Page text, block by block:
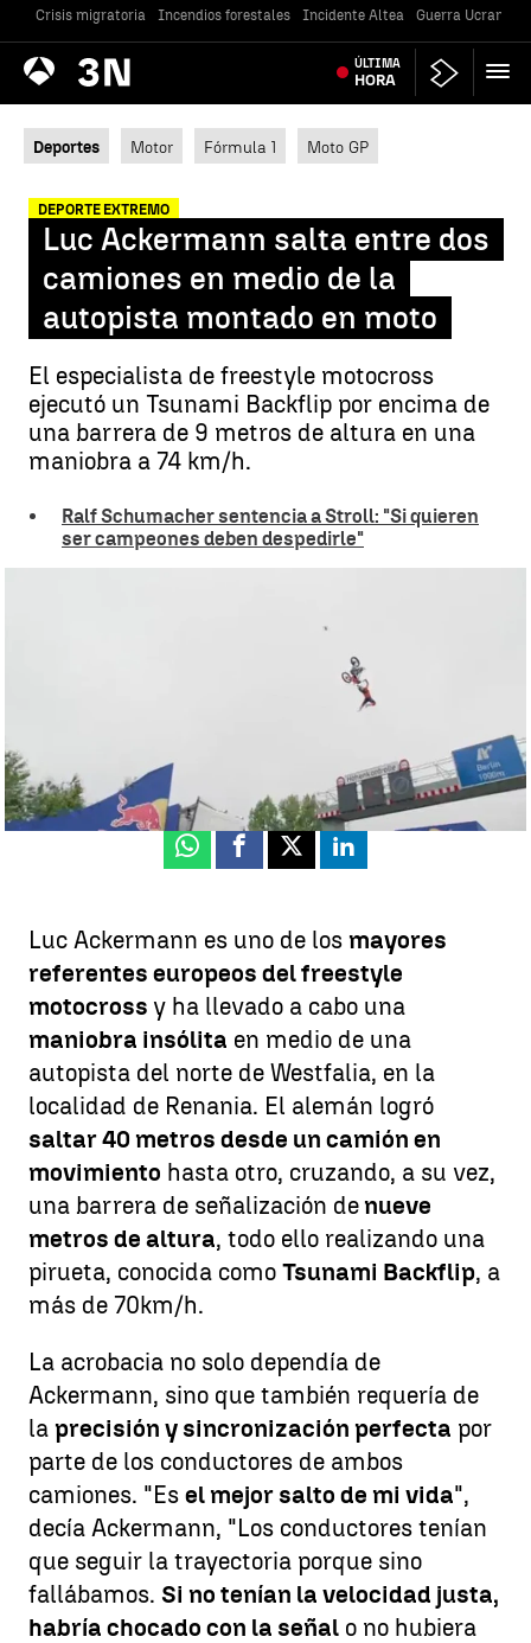
Crisis migratoria Incendios forestales Incidente Altea Guerra Ucrania
Antena
3 Noticias ÚLTIMA
HORA
Deportes Motor Fórmula 1 Moto GP
DEPORTE EXTREMO
Luc Ackermann salta entre dos
camiones en medio de la
autopista montado en moto
El especialista de freestyle motocross
ejecutó un Tsunami Backflip por encima de
una barrera de 9 metros de altura en una
maniobra a 74 km/h.
Ralf Schumacher sentencia a Stroll: "Si quieren
ser campeones deben despedirle"
Daniel Caballero
Publicado:20 de agosto de 2025, 15:37
Whatsapp
Facebook
X Linkedin
Luc Ackermann es uno de los mayores
referentes europeos del freestyle
motocross y ha llevado a cabo una
maniobra insólita en medio de una
autopista del norte de Westfalia, en la
localidad de Renania. El alemán logró
saltar 40 metros desde un camión en
movimiento hasta otro, cruzando, a su vez,
una barrera de señalización denueve
metros de altura, todo ello realizando una
pirueta, conocida como Tsunami Backflip, a
más de 70km/h.
La acrobacia no solo dependía de
Ackermann, sino que también requería de
la precisión y sincronización perfecta por
parte de los conductores de ambos
camiones. "Es el mejor salto de mi vida",
decía Ackermann, "Los conductores tenían
que seguir la trayectoria porque sino
fallábamos. Si no tenían la velocidad justa,
habría chocado con la señal o no hubiera